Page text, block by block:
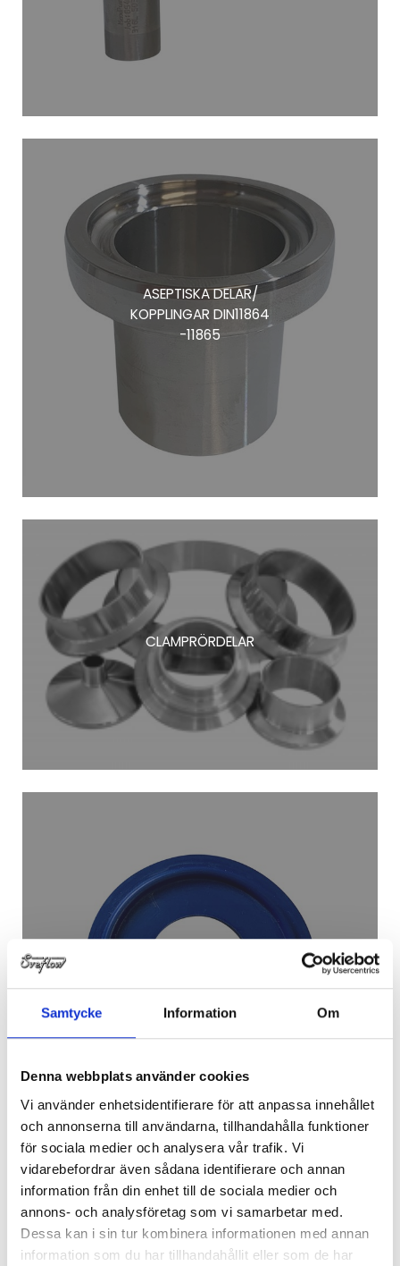
Samtycke Information Om
Denna webbplats använder cookies
Vi använder enhetsidentifierare för att anpassa innehållet
och annonserna till användarna, tillhandahålla funktioner
för sociala medier och analysera vår trafik. Vi
vidarebefordrar även sådana identifierare och annan
information från din enhet till de sociala medier och
annons- och analysföretag som vi samarbetar med.
Dessa kan i sin tur kombinera informationen med annan
information som du har tillhandahållit eller som de har
ASEPTISKA DELAR/
KOPPLINGAR DIN11864
-11865
CLAMPRÖRDELAR